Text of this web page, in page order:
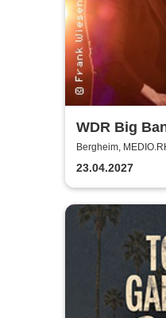
WDR Big
Gadd -
Bergheim,
23.04.2027